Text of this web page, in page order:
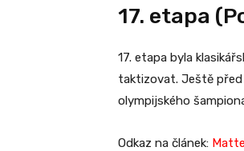
17. etapa
17. etapa byla
taktizovat. Ještě před
olympijského
Odkaz na článek: